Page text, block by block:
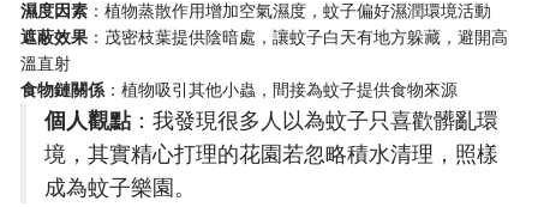
​濕度因素​ ​：植物蒸散作用增加空氣濕度，蚊子偏好濕潤環境活動
​遮蔽效果​ ​：茂密枝葉提供陰暗處，讓蚊子白天有地方躲藏，避開高
溫直射
​食物鏈關係​ ​：植物吸引其他小蟲，間接為蚊子提供食物來源
​個人觀點​ ​：我發現很多人以為蚊子只喜歡髒亂環
境，其實精心打理的花園若忽略積水清理，照樣
成為蚊子樂園。